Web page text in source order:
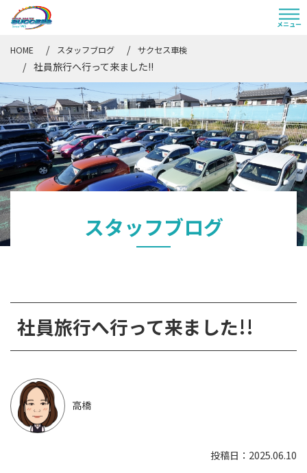
HOME スタッフブログ サクセス車検
社員旅行へ行って来ました!!
スタッフブログ
社員旅行へ行って来ました!!
高橋
2025.06.10